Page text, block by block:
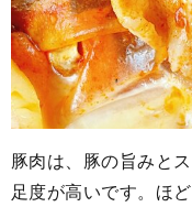
豚肉は、豚の旨みと
足度が高いです。ほ